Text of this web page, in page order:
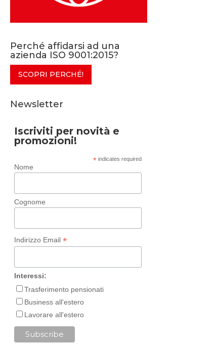
Perché affidarsi ad una
azienda ISO 9001:2015?
SCOPRI PERCHÉ!
Newsletter
Iscriviti per novità e
promozioni!
* indicates required
Nome
Cognome
Indirizzo Email *
Interessi:
Trasferimento pensionati
Business all'estero
Lavorare all'estero